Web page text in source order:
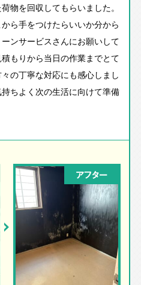
物を回収してもらいました。
ら手をつけたらいいか分から
ンサービスさんにお願いして
もりから当日の作業までとて
の丁寧な対応にも感心しまし
ちよく次の生活に向けて準備
アフター